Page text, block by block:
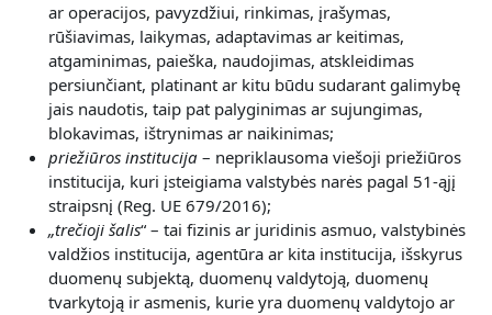
ar operacijos, pavyzdžiui, rinkimas, įrašymas,
rūšiavimas, laikymas, adaptavimas ar keitimas,
atgaminimas, paieška, naudojimas, atskleidimas
persiunčiant, platinant ar kitu būdu sudarant galimybę
jais naudotis, taip pat palyginimas ar sujungimas,
blokavimas, ištrynimas ar naikinimas;
priežiūros institucija – nepriklausoma viešoji priežiūros
institucija, kuri įsteigiama valstybės narės pagal 51-ąjį
straipsnį (Reg. UE 679/2016);
„trečioji šalis“ – tai fizinis ar juridinis asmuo, valstybinės
valdžios institucija, agentūra ar kita institucija, išskyrus
duomenų subjektą, duomenų valdytoją, duomenų
tvarkytoją ir asmenis, kurie yra duomenų valdytojo ar